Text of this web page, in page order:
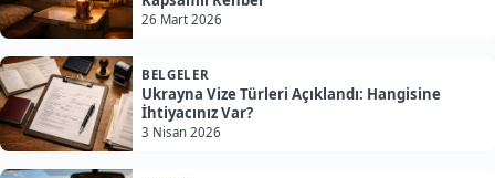
26 Mart 2026
BELGELER
Ukrayna Vize Türleri Açıklandı: Hangisine
İhtiyacınız Var?
3 Nisan 2026